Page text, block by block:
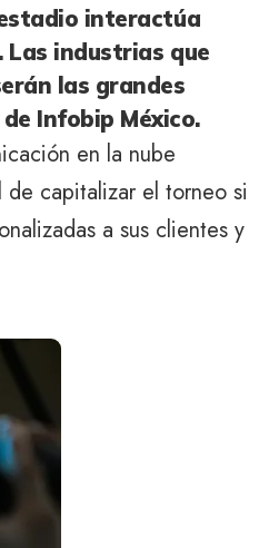
interactúa
Las industrias que
las grandes
Infobip México.
en la nube
capitalizar el torneo si
a sus clientes y